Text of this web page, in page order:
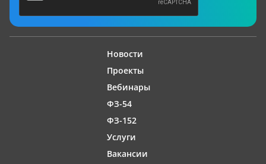
Новости
Проекты
Вебинары
ФЗ-54
ФЗ-152
Услуги
Вакансии